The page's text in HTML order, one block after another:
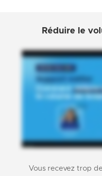
Réduire le
Vous recevez trop